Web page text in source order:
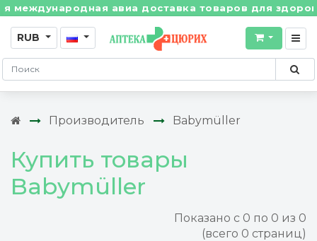
авиа доставка товаров для
RUB
Производитель Babymüller
Купить товары
Babymüller
Показано с 0 по 0 из 0
(всего 0 страниц)